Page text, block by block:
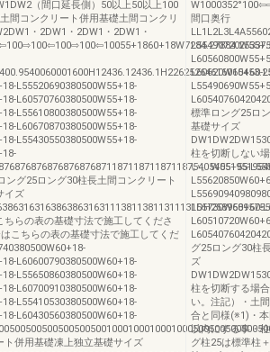
（間口延長側）50以上50以上100
間コンクリート併用基礎土間コンクリ
・2DW1・2DW1・2DW1・
L55520690380500W55+18-
L60570760380500W55+18-
L55610800380500W55+18-
L60670870380500W55+18-
L55430550380500W55+18-
ング25ロング30柱長土間コンクリート
イズ
らの表の基礎寸法で施工してくださ
こちらの表の基礎寸法で施工してくだ
L60600790380500W60+18-
L55650860380500W60+18-
L60700910380500W60+18-
L55410530380500W60+18-
L60430560380500W60+18-
ト併用基礎凍上独立基礎サイズ
間口奥行
L60620W60+60-
標準ロング25ロ
基礎サイズ
柱を切断しない
い。W55+55-
L55730W60+60-
グ25ロング30柱
ズ
柱を切断する場
い。注記）・土
合と同様(※1)・
以内にする事・
グ柱25は標準柱